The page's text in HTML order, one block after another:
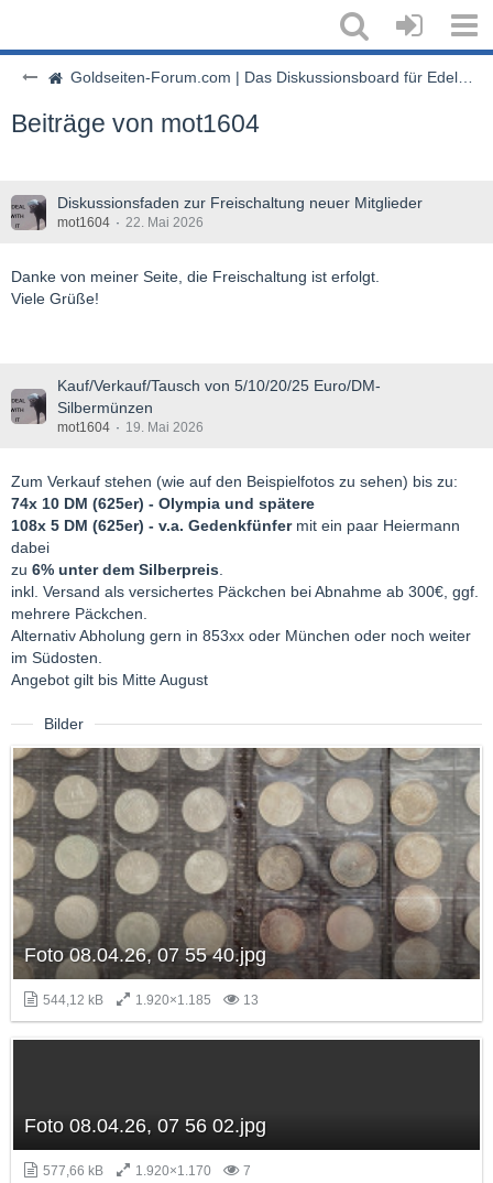
Goldseiten-Forum.com | Das Diskussionsboard für Edelmetalle & Rohstoffe
Beiträge von mot1604
Diskussionsfaden zur Freischaltung neuer Mitglieder
mot1604 22. Mai 2026
Danke von meiner Seite, die Freischaltung ist erfolgt.
Viele Grüße!
Kauf/Verkauf/Tausch von 5/10/20/25 Euro/DM-
Silbermünzen
mot1604 19. Mai 2026
Zum Verkauf stehen (wie auf den Beispielfotos zu sehen) bis zu:
74x 10 DM (625er) - Olympia und spätere
108x 5 DM (625er) - v.a. Gedenkfünfermit ein paar Heiermann
dabei
zu 6% unter dem Silberpreis
inkl. Versand als versichertes Päckchen bei Abnahme ab 300€, ggf.
mehrere Päckchen.
Alternativ Abholung gern in 853xx oder München oder noch weiter
im Südosten.
Angebot gilt bis Mitte August
Bilder
Foto 08.04.26, 07 55 40.jpg
544,12 kB 1.920×1.185 13
Foto 08.04.26, 07 56 02.jpg
577,66 kB 1.920×1.170 7